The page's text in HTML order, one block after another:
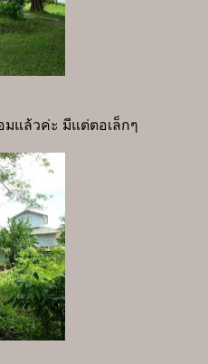
มแล้วค่ะ มีแต่ตอเล็กๆ